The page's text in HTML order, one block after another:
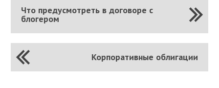
Что предусмотреть в договоре с
блогером
Корпоративные облигации